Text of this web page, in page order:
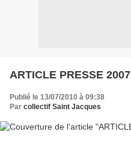
ARTICLE PRESSE 2007
Publié le 13/07/2010 à 09:38
Par collectif Saint Jacques